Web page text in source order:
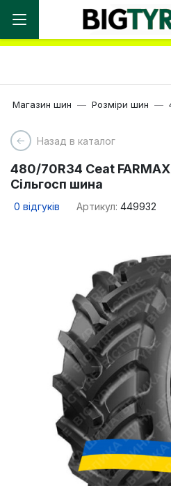
Ми працюємо! Великий
доставка по
Магазин шин Розміри шин
Назад в каталог
480/70R34 Ceat
Сільгосп шина
0 відгуків Артикул: 449932